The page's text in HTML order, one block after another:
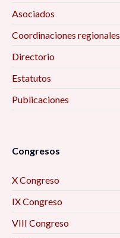
Asociados
Coordinaciones regionales
Directorio
Estatutos
Publicaciones
Congresos
X Congreso
IX Congreso
VIII Congreso